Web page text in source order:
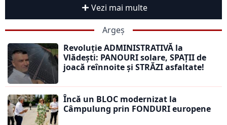
Vezi mai multe
Argeș
Revoluție ADMINISTRATIVĂ la
Vlădești: PANOURI solare, SPAȚII de
joacă reînnoite și STRĂZI asfaltate!
Încă un BLOC modernizat la
Câmpulung prin FONDURI europene